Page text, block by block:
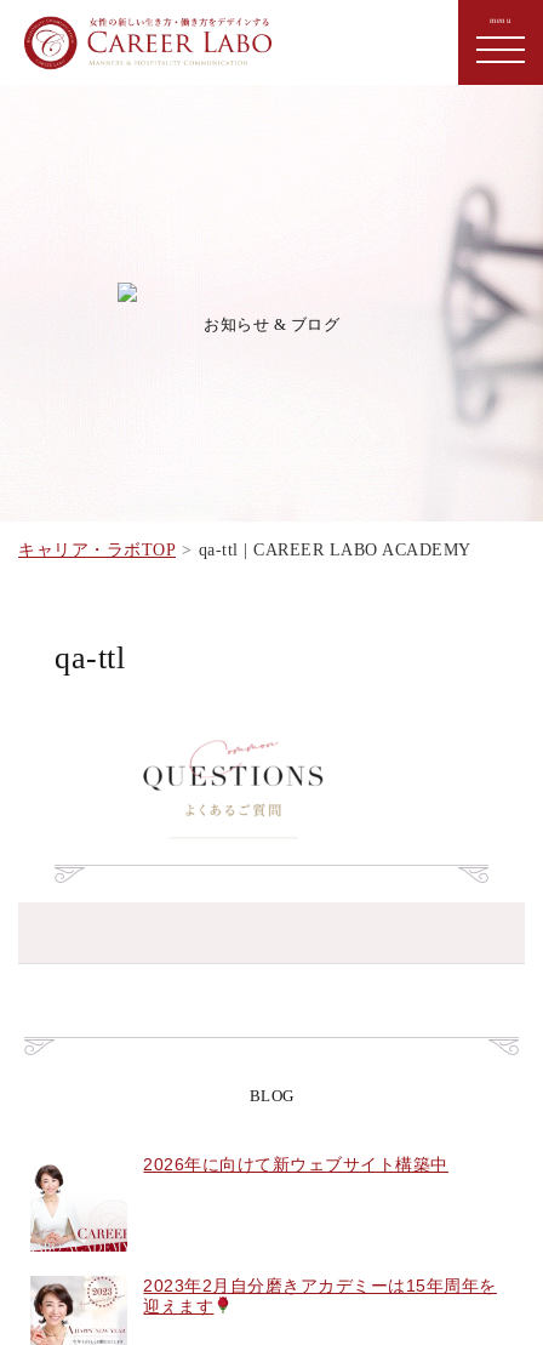
お知らせ & ブログ
キャリア・ラボTOP qa-ttl | CAREER LABO ACADEMY
qa-ttl
BLOG
2026年に向けて新ウェブサイト構築中
2023年2月自分磨きアカデミーは15年周年を
迎えます